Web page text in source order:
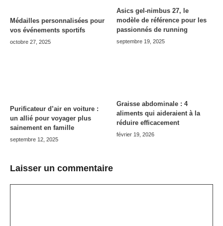
Médailles personnalisées pour
vos événements sportifs
octobre 27, 2025
Asics gel-nimbus 27, le
modèle de référence pour les
passionnés de running
septembre 19, 2025
Purificateur d’air en voiture :
un allié pour voyager plus
sainement en famille
septembre 12, 2025
Graisse abdominale : 4
aliments qui aideraient à la
réduire efficacement
février 19, 2026
Laisser un commentaire